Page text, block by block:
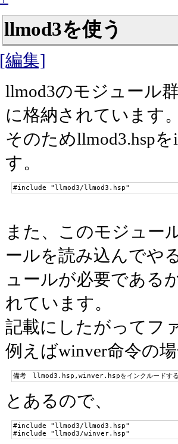
llmod3を使う
[編集]
llmod3のモジュール
に格納されています
そのためllmod3.hsp
す。
#include "llmod3/llmod3.hsp"
また、このモジュー
ールを読み込んでや
ュールが必要である
れています。
記載にしたがってフ
例えばwinver命令の
備考　llmod3.hsp,winver.hspをインクルードす
とあるので、
#include "llmod3/llmod3.hsp"
#include "llmod3/winver.hsp"